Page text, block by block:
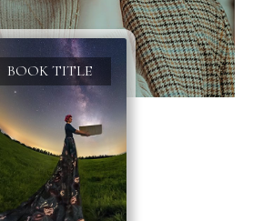
BOOK TITLE